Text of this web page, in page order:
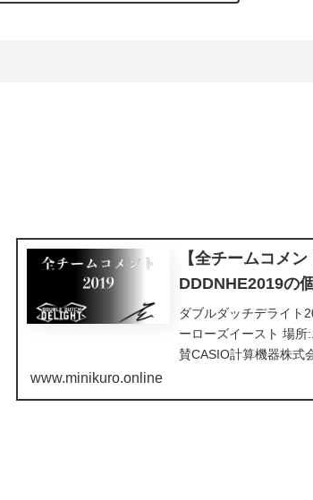
【全チームコメン
DDDNHE2019の
ダブルダッチデライ
ーローズイースト 場所
賛CASIO計算機器株式
www.minikuro.online